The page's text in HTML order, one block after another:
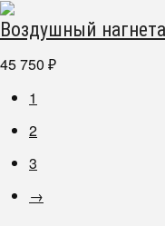
Воздушный
45 750 ₽
1
2
3
→